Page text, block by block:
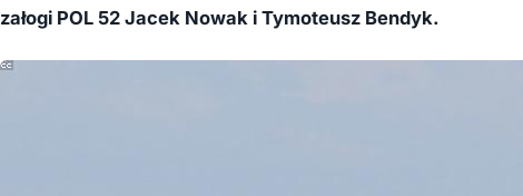
załogi POL 52 Jacek Nowak i Tymoteusz Bendyk.